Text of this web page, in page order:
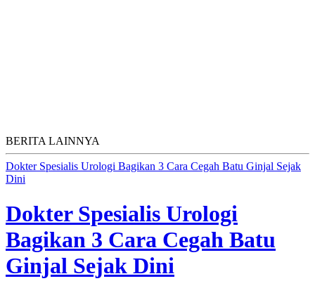
BERITA LAINNYA
Dokter Spesialis Urologi Bagikan 3 Cara Cegah Batu Ginjal Sejak
Dini
Dokter Spesialis Urologi
Bagikan 3 Cara Cegah Batu
Ginjal Sejak Dini